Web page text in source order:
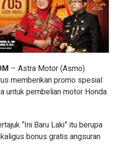
– Astra Motor (Asmo)
memberikan promo spesial
untuk pembelian motor Honda
“Ini Baru Laki” itu berupa
bonus gratis angsuran